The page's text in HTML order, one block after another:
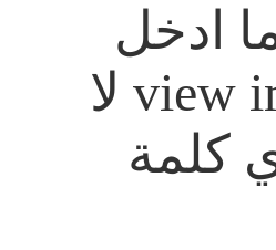
ادخل
على view image لا
كلمة